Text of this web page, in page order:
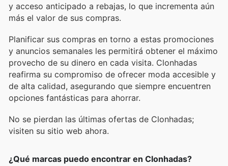
y acceso anticipado a rebajas, lo que incrementa aún
más el valor de sus compras.
Planificar sus compras en torno a estas promociones
y anuncios semanales les permitirá obtener el máximo
provecho de su dinero en cada visita. Clonhadas
reafirma su compromiso de ofrecer moda accesible y
de alta calidad, asegurando que siempre encuentren
opciones fantásticas para ahorrar.
No se pierdan las últimas ofertas de Clonhadas;
visiten su sitio web ahora.
¿Qué marcas puedo encontrar en Clonhadas?